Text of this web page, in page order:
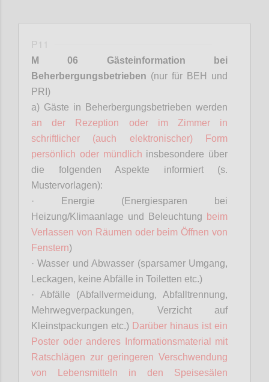
P11
M 06 Gästeinformation bei
Beherbergungsbetrieben (nur für BEH und
PRI)
a) Gäste in Beherbergungsbetrieben werden
an der Rezeption oder im Zimmer in
schriftlicher (auch elektronischer) Form
persönlich oder mündlich insbesondere über
die folgenden Aspekte informiert (s.
Mustervorlagen):
· Energie (Energiesparen bei
Heizung/Klimaanlage und Beleuchtung beim
Verlassen von Räumen oder beim Öffnen von
Fenstern)
· Wasser und Abwasser (sparsamer Umgang,
Leckagen, keine Abfälle in Toiletten etc.)
· Abfälle (Abfallvermeidung, Abfalltrennung,
Mehrwegverpackungen, Verzicht auf
Kleinstpackungen etc.) Darüber hinaus ist ein
Poster oder anderes Informationsmaterial mit
Ratschlägen zur geringeren Verschwendung
von Lebensmitteln in den Speisesälen